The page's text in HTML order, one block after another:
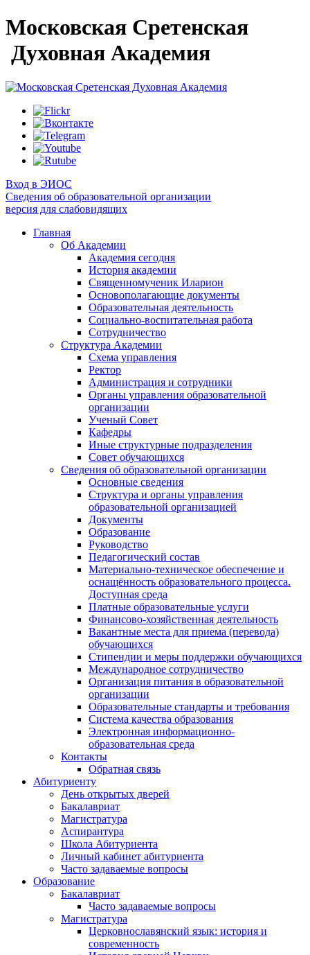
Московская Сретенская
Духовная Академия
Вход в ЭИОС
Сведения об образовательной организации
версия для слабовидящих
Главная
Об Академии
Академия сегодня
История академии
Священномученик Иларион
Основополагающие документы
Образовательная деятельность
Социально-воспитательная работа
Сотрудничество
Структура Академии
Схема управления
Ректор
Администрация и сотрудники
Органы управления образовательной
организации
Ученый Совет
Кафедры
Иные структурные подразделения
Совет обучающихся
Сведения об образовательной организации
Основные сведения
Структура и органы управления
образовательной организацией
Документы
Образование
Руководство
Педагогический состав
Материально-техническое обеспечение и
оснащённость образовательного процесса.
Доступная среда
Платные образовательные услуги
Финансово-хозяйственная деятельность
Вакантные места для приема (перевода)
обучающихся
Стипендии и меры поддержки обучающихся
Международное сотрудничество
Организация питания в образовательной
организации
Образовательные стандарты и требования
Система качества образования
Электронная информационно-
образовательная среда
Контакты
Обратная связь
Абитуриенту
День открытых дверей
Бакалавриат
Магистратура
Аспирантура
Школа Абитуриента
Личный кабинет абитуриента
Часто задаваемые вопросы
Образование
Бакалавриат
Часто задаваемые вопросы
Магистратура
Церковнославянский язык: история и
современность